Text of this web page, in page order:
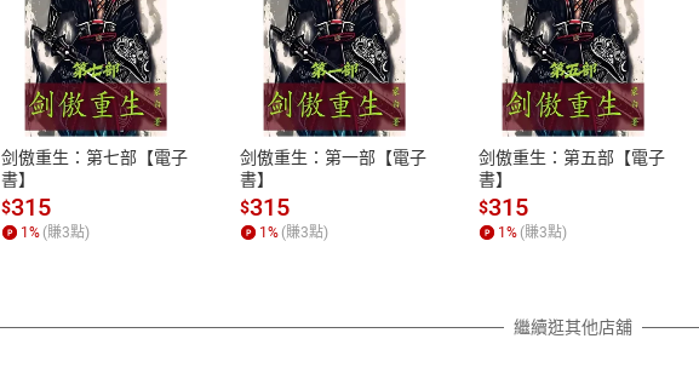
付款方式
ATM轉帳、信用卡、LINE PAY、AFTEE
退換貨規範
本店是否提供消費者保護法七日猶
之權利，遽消費者保護法及通訊交
除權合理例外情事適用準則，依商
質各有不同規定。詳細退換貨說明
照各商品說明。
剑傲重生：第七部【電子
書】
$315
1 % (賺3點)
剑傲重生：第一部【電子
書】
$315
1 % (賺3點)
剑傲重生：第五部【電子
書】
$315
1 % (賺3點)
繼續逛其他店舖